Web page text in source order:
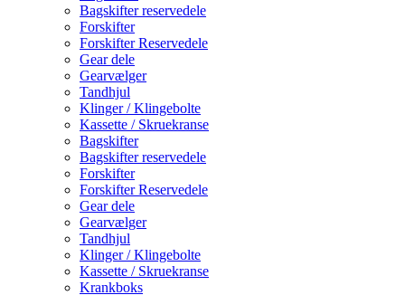
Bagskifter reservedele
Forskifter
Forskifter Reservedele
Gear dele
Gearvælger
Tandhjul
Klinger / Klingebolte
Kassette / Skruekranse
Bagskifter
Bagskifter reservedele
Forskifter
Forskifter Reservedele
Gear dele
Gearvælger
Tandhjul
Klinger / Klingebolte
Kassette / Skruekranse
Krankboks